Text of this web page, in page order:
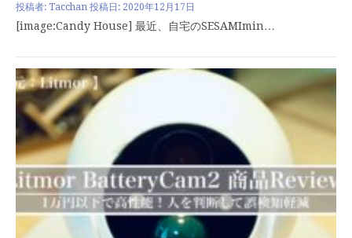
投稿者: Tacchan 投稿日: 2020年12月17日
[image:Candy House] 最近、自宅のSESAMImin…